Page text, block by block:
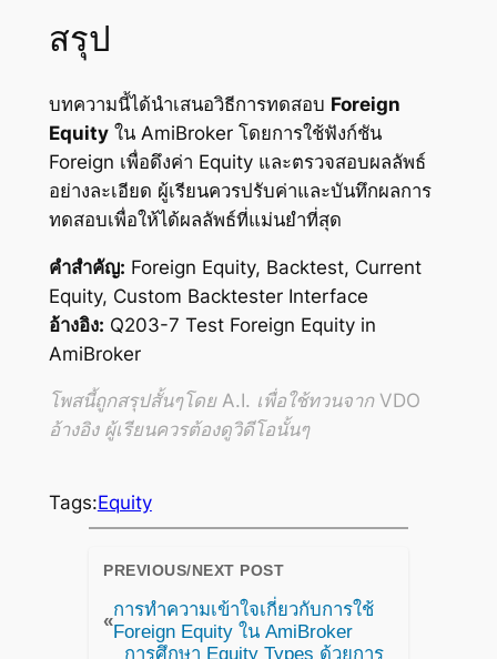
สรุป
บทความนี้ได้นำเสนอวิธีการทดสอบ Foreign
Equityใน AmiBroker โดยการใช้ฟังก์ชัน
Foreign เพื่อดึงค่า Equity และตรวจสอบผลลัพธ์
อย่างละเอียด ผู้เรียนควรปรับค่าและบันทึกผลการ
ทดสอบเพื่อให้ได้ผลลัพธ์ที่แม่นยำที่สุด
คำสำคัญ: Foreign Equity, Backtest, Current
Equity, Custom Backtester Interface
อ้างอิง: Q203-7 Test Foreign Equity in
AmiBroker
โพสนี้ถูกสรุปสั้นๆโดย A.I. เพื่อใช้ทวนจาก VDO
อ้างอิง ผู้เรียนควรต้องดูวิดีโอนั้นๆ
Tags:Equity
PREVIOUS/NEXT POST
«
การทำความเข้าใจเกี่ยวกับการใช้
Foreign Equity ใน AmiBroker
การศึกษา Equity Types ด้วยการ